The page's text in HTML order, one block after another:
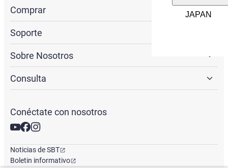
Comprar
Soporte
Sobre Nosotros
Consulta
Conéctate con nosotros
Noticias de SBT
Boletin informativo